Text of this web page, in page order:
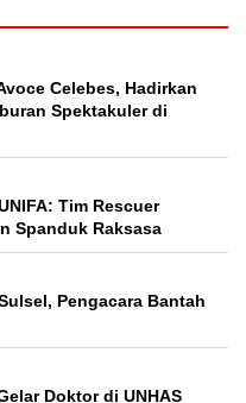
Celebes, Hadirkan
Spektakuler di
Tim Rescuer
Spanduk Raksasa
Pengacara Bantah
Doktor di UNHAS